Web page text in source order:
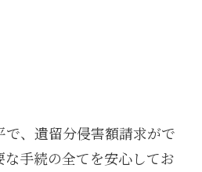
、遺留分侵害額請求がで
な手続の全てを安心してお